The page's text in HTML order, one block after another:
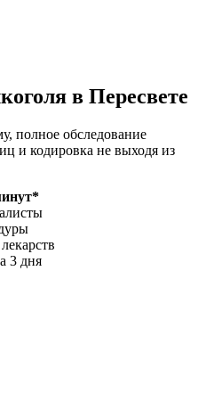
в Пересвете
полное обследование
и кодировка не выходя из
3 дня